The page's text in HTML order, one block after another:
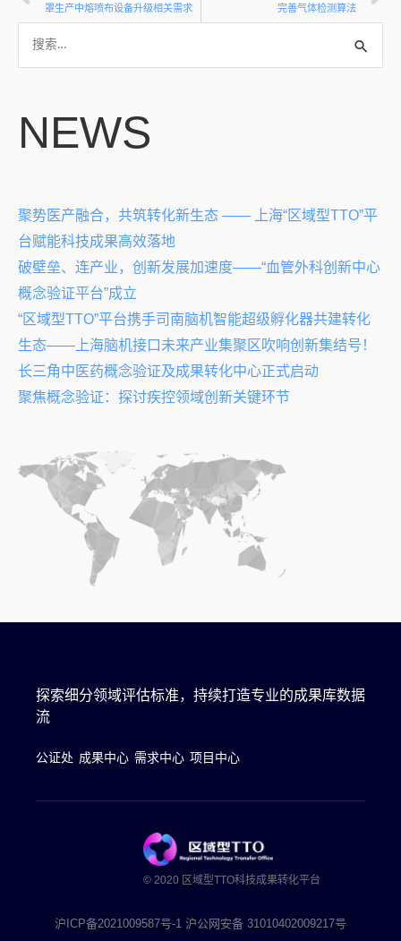
罩生产中熔喷布设备升级相关需求 完善气体检测算法
NEWS
聚势医产融合，共筑转化新生态 —— 上海“区域型TTO”平
台赋能科技成果高效落地
破壁垒、连产业，创新发展加速度——“血管外科创新中心
概念验证平台”成立
“区域型TTO”平台携手司南脑机智能超级孵化器共建转化
生态——上海脑机接口未来产业集聚区吹响创新集结号！
长三角中医药概念验证及成果转化中心正式启动
聚焦概念验证：探讨疾控领域创新关键环节
探索细分领域评估标准，持续打造专业的成果库数据
流
公证处 成果中心 需求中心 项目中心
© 2020 区域型TTO科技成果转化平台
沪ICP备2021009587号-1 沪公网安备 31010402009217号